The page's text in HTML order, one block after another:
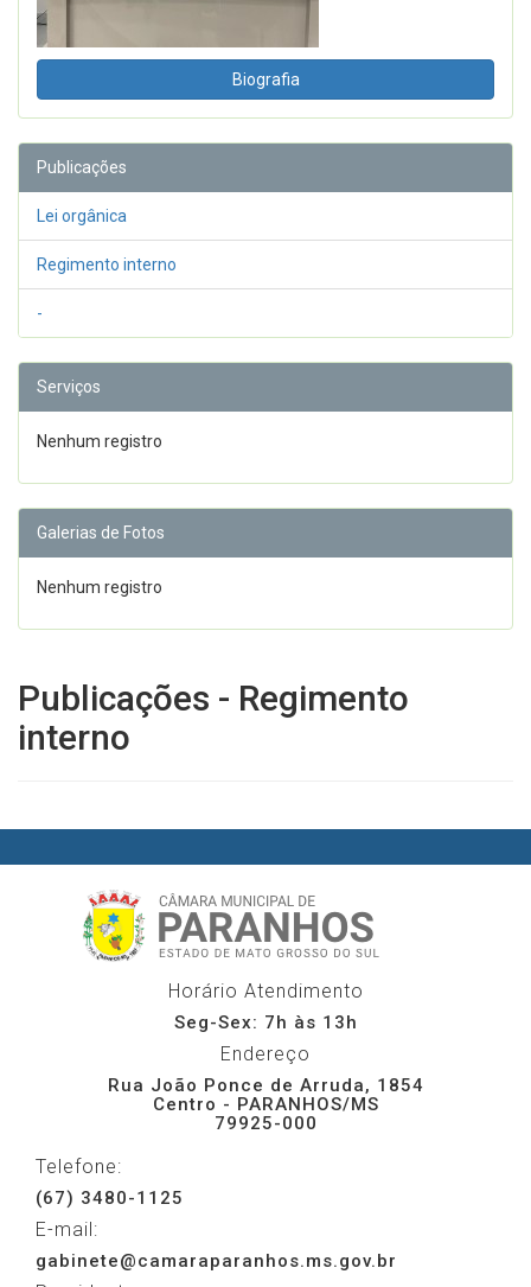
Biografia
Publicações
Lei orgânica
Regimento interno
-
Serviços
Nenhum registro
Galerias de Fotos
Nenhum registro
Publicações - Regimento
interno
Horário Atendimento
Seg-Sex: 7h às 13h
Endereço
Rua João Ponce de Arruda, 1854
Centro - PARANHOS/MS
79925-000
Telefone:
(67) 3480-1125
E-mail:
gabinete@camaraparanhos.ms.gov.br